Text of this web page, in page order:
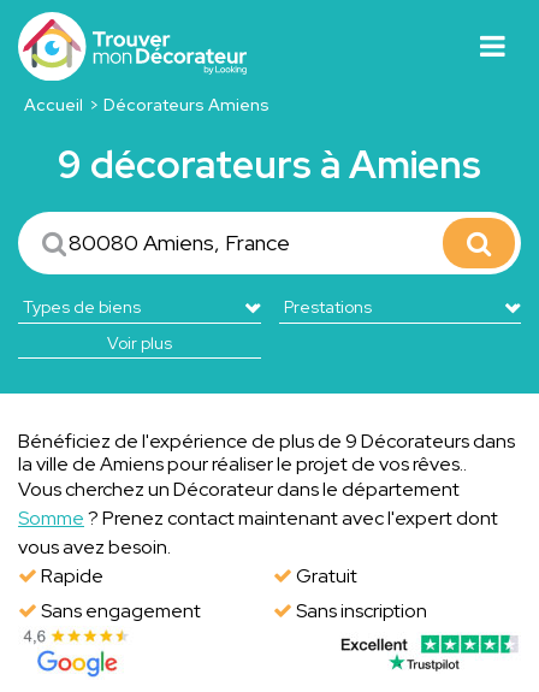
Accueil Décorateurs Amiens
9 décorateurs à Amiens
Voir plus
Bénéficiez de l'expérience de plus de 9 Décorateurs dans
la ville de Amiens pour réaliser le projet de vos rêves..
Vous cherchez un Décorateur dans le département
Somme? Prenez contact maintenant avec l'expert dont
vous avez besoin.
Rapide
Gratuit
Sans engagement
Sans inscription